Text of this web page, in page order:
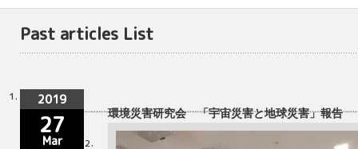
Past articles List
2019
27
Mar
環境災害研究会 「宇宙災害と地球災害」報告